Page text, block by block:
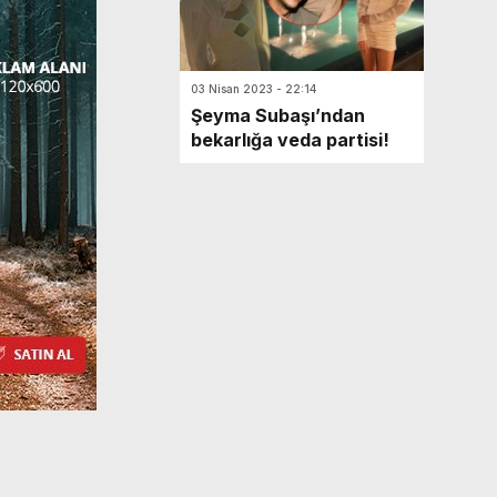
03 Nisan 2023 - 22:14
Şeyma Subaşı’ndan
bekarlığa veda partisi!